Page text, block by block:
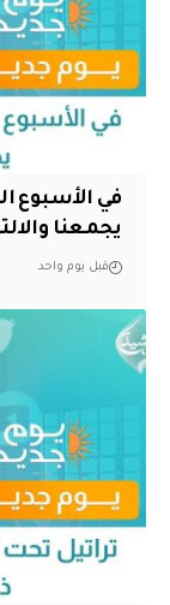
في الأسبوع
يجمعنا
قبل يوم واحد